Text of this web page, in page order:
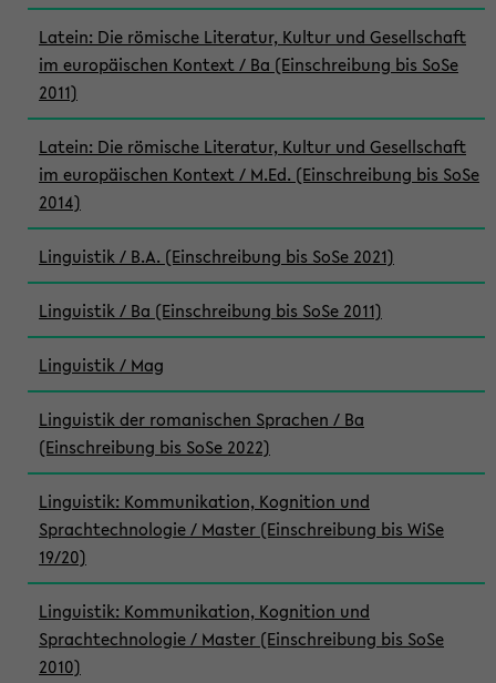
Latein: Die römische Literatur, Kultur und Gesellschaft
im europäischen Kontext / Ba (Einschreibung bis SoSe
2011)
Latein: Die römische Literatur, Kultur und Gesellschaft
im europäischen Kontext / M.Ed. (Einschreibung bis SoSe
2014)
Linguistik / B.A. (Einschreibung bis SoSe 2021)
Linguistik / Ba (Einschreibung bis SoSe 2011)
Linguistik / Mag
Linguistik der romanischen Sprachen / Ba
(Einschreibung bis SoSe 2022)
Linguistik: Kommunikation, Kognition und
Sprachtechnologie / Master (Einschreibung bis WiSe
19/20)
Linguistik: Kommunikation, Kognition und
Sprachtechnologie / Master (Einschreibung bis SoSe
2010)